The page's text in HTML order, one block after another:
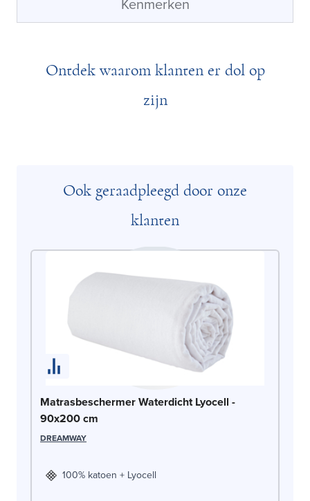
Ontdek waarom klanten er dol op
zijn
Ook geraadpleegd door onze
klanten
Matrasbeschermer Waterdicht Lyocell -
90x200 cm
DREAMWAY
100% katoen + Lyocell